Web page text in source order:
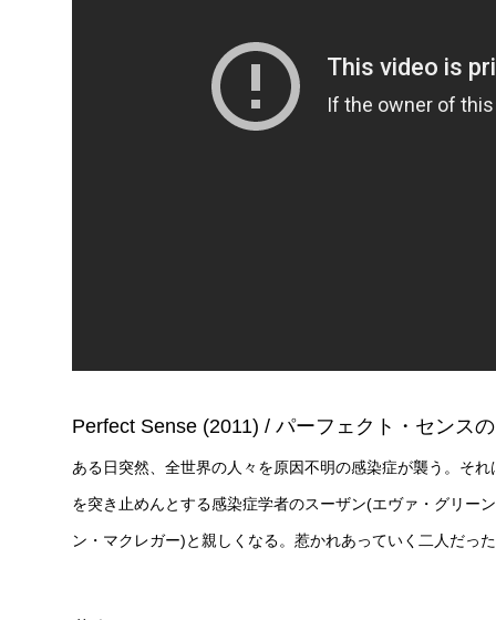
Perfect Sense (2011) / パーフェクト・センス
ある日突然、全世界の人々を原因不明の感染症が襲う。そ
を突き止めんとする感染症学者のスーザン(エヴァ・グリー
ン・マクレガー)と親しくなる。惹かれあっていく二人だっ